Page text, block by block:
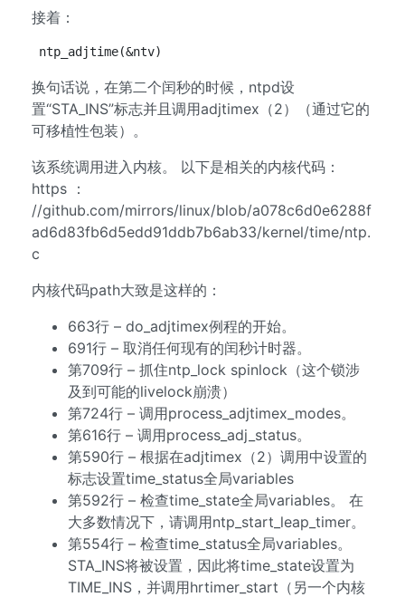
接着：
ntp_adjtime(&ntv)
换句话说，在第二个闰秒的时候，ntpd设
置“STA_INS”标志并且调用adjtimex（2）（通过它的
可移植性包装）。
该系统调用进入内核。 以下是相关的内核代码：
https ：
//github.com/mirrors/linux/blob/a078c6d0e6288f
ad6d83fb6d5edd91ddb7b6ab33/kernel/time/ntp.
c
内核代码path大致是这样的：
663行 – do_adjtimex例程的开始。
691行 – 取消任何现有的闰秒计时器。
第709行 – 抓住ntp_lock spinlock（这个锁涉
及到可能的livelock崩溃）
第724行 – 调用process_adjtimex_modes。
第616行 – 调用process_adj_status。
第590行 – 根据在adjtimex（2）调用中设置的
标志设置time_status全局variables
第592行 – 检查time_state全局variables。 在
大多数情况下，请调用ntp_start_leap_timer。
第554行 – 检查time_status全局variables。
STA_INS将被设置，因此将time_state设置为
TIME_INS，并调用hrtimer_start（另一个内核